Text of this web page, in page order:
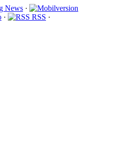
·
· RSS ·